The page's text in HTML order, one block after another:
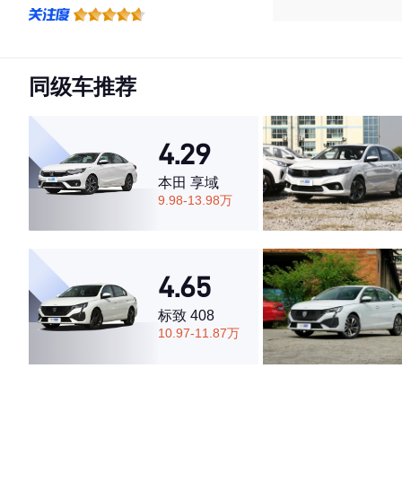
·空间表现较为优秀，优于79%同级车
同级车推荐
4.29
本田 享域
9.98-13.98万
4.65
标致 408
10.97-11.87万